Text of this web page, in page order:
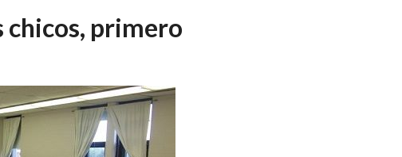
chicos, primero